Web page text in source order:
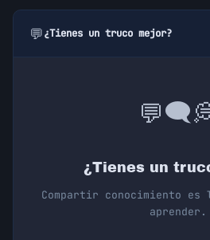
💬¿Tienes un truco mejor?
💬🗨️
¿Tienes un
Compartir conocimiento es
aprender.